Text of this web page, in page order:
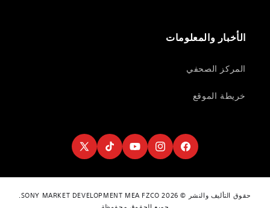
الأخبار والمعلومات
المركز الصحفي
خريطة الموقع
Facebook
Instagram
YouTube
TikTok
Twitter
حقوق التأليف والنشر © 2026 SONY MARKET DEVELOPMENT MEA FZCO.